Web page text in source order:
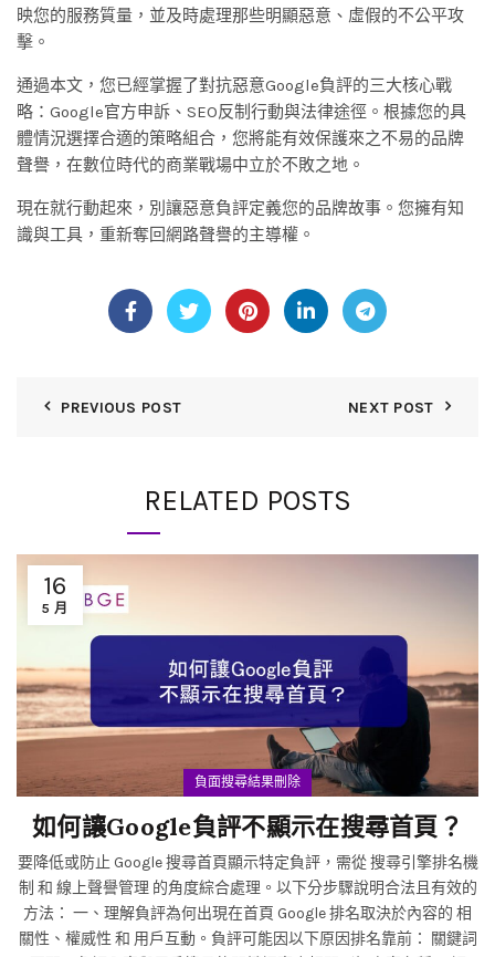
映您的服務質量，並及時處理那些明顯惡意、虛假的不公平攻
擊。
通過本文，您已經掌握了對抗惡意Google負評的三大核心戰
略：Google官方申訴、SEO反制行動與法律途徑。根據您的具
體情況選擇合適的策略組合，您將能有效保護來之不易的品牌
聲譽，在數位時代的商業戰場中立於不敗之地。
現在就行動起來，別讓惡意負評定義您的品牌故事。您擁有知
識與工具，重新奪回網路聲譽的主導權。
PREVIOUS POST NEXT POST
RELATED POSTS
16
5 月
負面搜尋結果刪除
如何讓Google負評不顯示在搜尋首頁？
要降低或防止 Google 搜尋首頁顯示特定負評，需從 搜尋引擎排名機
制 和 線上聲譽管理 的角度綜合處理。以下分步驟說明合法且有效的
方法： 一、理解負評為何出現在首頁 Google 排名取決於內容的 相
關性、權威性 和 用戶互動。負評可能因以下原因排名靠前： 關鍵詞